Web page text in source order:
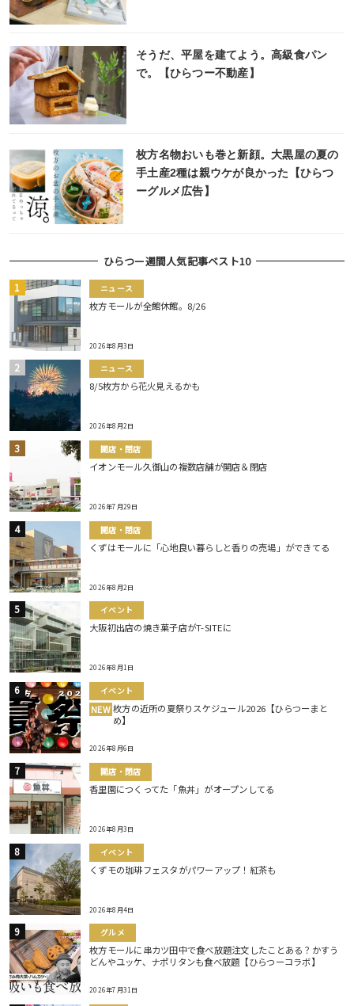
そうだ、平屋を建てよう。高級食パン
で。【ひらつー不動産】
枚方名物おいも巻と新顔。大黒屋の夏の
手土産2種は親ウケが良かった【ひらつ
ーグルメ広告】
ひらつー週間人気記事ベスト10
ニュース
枚方モールが全館休館。8/26
2026年8月3日
ニュース
8/5枚方から花火見えるかも
2026年8月2日
開店・閉店
イオンモール久御山の複数店舗が開店＆閉店
2026年7月29日
開店・閉店
くずはモールに「心地良い暮らしと香りの売場」ができてる
2026年8月2日
イベント
大阪初出店の焼き菓子店がT-SITEに
2026年8月1日
イベント
NEW 枚方の近所の夏祭りスケジュール2026【ひらつーまと
め】
2026年8月6日
開店・閉店
香里園につくってた「魚丼」がオープンしてる
2026年8月3日
イベント
くずモの珈琲フェスタがパワーアップ！紅茶も
2026年8月4日
グルメ
枚方モールに串カツ田中で食べ放題注文したことある？かすう
どんやユッケ、ナポリタンも食べ放題【ひらつーコラボ】
2026年7月31日